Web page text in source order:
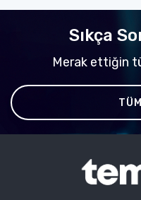
Sıkça
Merak ettiğin